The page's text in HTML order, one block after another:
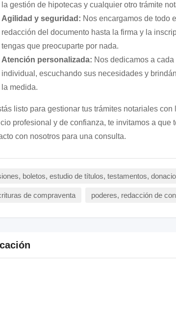
la gestión de hipotecas y cualquier otro trámite
Agilidad y seguridad: Nos encargamos de todo
redacción del documento hasta la firma y la
tengas que preocuparte por nada.
Atención personalizada: Nos dedicamos a
individual, escuchando sus necesidades y
la medida.
listo para gestionar tus trámites notariales con
profesional y de confianza, te invitamos a que
con nosotros para una consulta.
boletos, estudio de títulos, testamentos,
de compraventa poderes, redacción de